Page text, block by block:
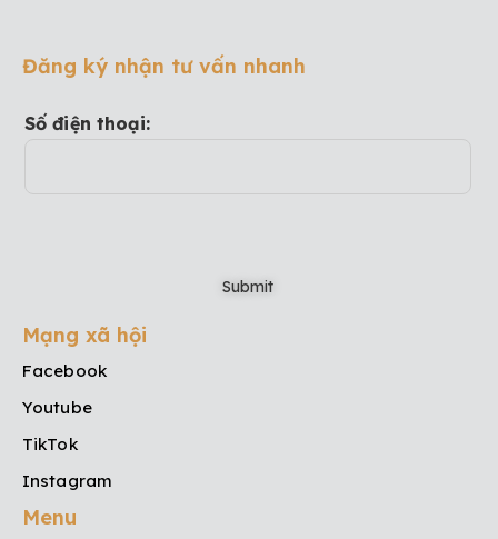
Đăng ký nhận tư vấn nhanh
Số điện thoại:
Mạng xã hội
Facebook
Youtube
TikTok
Instagram
Menu